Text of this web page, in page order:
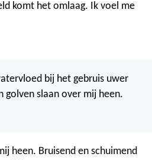
komt het omlaag. Ik voel me
bij het gebruis uwer
golven slaan over mij heen.
heen. Bruisend en schuimend